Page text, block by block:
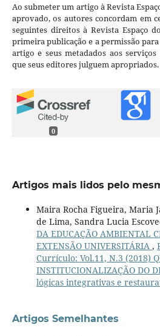
Ao submeter um artigo à Revista
aprovado, os autores concordam em
seguintes direitos à Revista Espaço
primeira publicação e a permissão
artigo e seus metadados aos
que seus editores julguem apropriados.
0
Artigos mais lidos pelo
Maira Rocha Figueira, Maria
de Lima, Sandra Lucia
DA EDUCAÇÃO AMBIENTAL
EXTENSÃO UNIVERSITÁRIA ,
Currículo: Vol.11, N.3 (2018)
INSTITUCIONALIZAÇÃO DO
lógicas integrativas e
Artigos Semelhantes